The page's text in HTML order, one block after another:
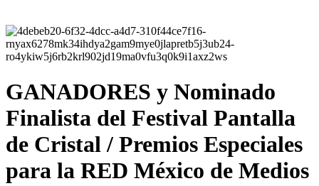
GANADORES y Nominado
Finalista del Festival Pantalla
de Cristal / Premios Especiales
para la RED México de Medios